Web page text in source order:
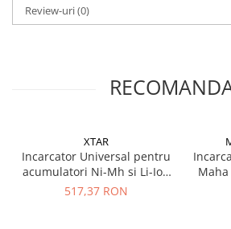
Review-uri(0)
XTAR
Incarcator Universal pentru
acumulatori Ni-Mh si Li-Ion
Xtar VP4 Plus Dragon
517,37 RON
Maha